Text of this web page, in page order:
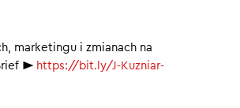
marketingu i zmianach na
► https://bit.ly/J-Kuzniar-